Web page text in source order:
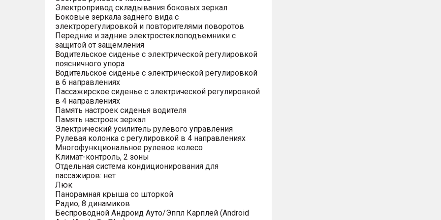
Электропривод складывания боковых зеркал
Боковые зеркала заднего вида с
электрорегулировкой и повторителями поворотов
Передние и задние электростеклоподъемники с
защитой от защемления
Водительское сиденье с электрической регулировкой
поясничного упора
Водительское сиденье с электрической регулировкой
в 6 направлениях
Пассажирское сиденье с электрической регулировкой
в 4 направлениях
Память настроек сиденья водителя
Память настроек зеркал
Электрический усилитель рулевого управления
Рулевая колонка с регулировкой в 4 направлениях
Многофункциональное рулевое колесо
Климат-контроль, 2 зоны
Отдельная система кондиционирования для
пассажиров: нет
Люк
Панорамная крыша со шторкой
Радио, 8 динамиков
Беспроводной Андроид Ауто/Эппл Карплей (Android